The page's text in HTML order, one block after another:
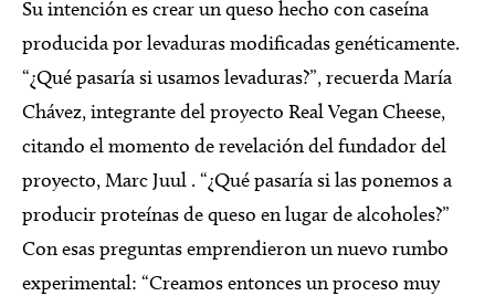
Su intención es crear un queso hecho con caseína
producida por levaduras modificadas genéticamente.
“¿Qué pasaría si usamos levaduras?”, recuerda María
Chávez, integrante del proyecto Real Vegan Cheese,
citando el momento de revelación del fundador del
proyecto, Marc Juul . “¿Qué pasaría si las ponemos a
producir proteínas de queso en lugar de alcoholes?”
Con esas preguntas emprendieron un nuevo rumbo
experimental: “Creamos entonces un proceso muy